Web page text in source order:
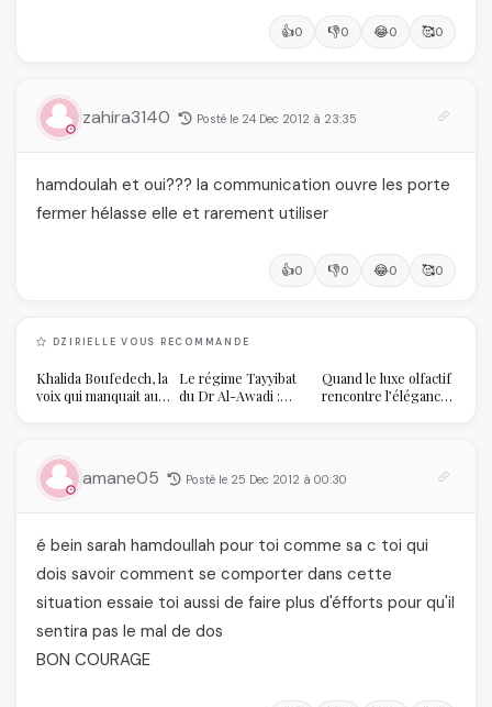
👍0 👎0 😂0 🥰0
zahira3140 Posté le 24 Dec 2012 à 23:35
hamdoulah et oui??? la communication ouvre les porte
fermer hélasse elle et rarement utiliser
👍0 👎0 😂0 🥰0
DZIRIELLE VOUS RECOMMANDE
Khalida Boufedech, la
voix qui manquait au
Le régime Tayyibat
du Dr Al-Awadi :
vraiment savoir
Quand le luxe olfactif
rencontre l’élégance
amane05 Posté le 25 Dec 2012 à 00:30
é bein sarah hamdoullah pour toi comme sa c toi qui
dois savoir comment se comporter dans cette
situation essaie toi aussi de faire plus d'éfforts pour qu'il
sentira pas le mal de dos
BON COURAGE